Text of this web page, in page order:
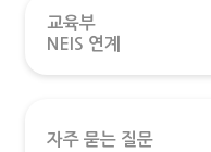
교육부
NEIS 연계
자주 묻는 질문